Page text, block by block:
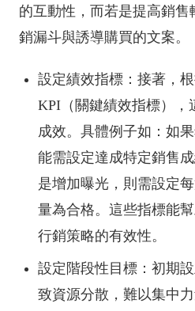
的互動性，而若是提高銷
銷漏斗與誘導購買的文案。
設定績效指標：接著，
KPI（關鍵績效指標），
成效。具體例子如：如
能需設定達成特定銷售
是增加曝光，則需設定
量為合格。這些指標能
行銷策略的有效性。
設定階段性目標：初期
致資源分散，難以集中